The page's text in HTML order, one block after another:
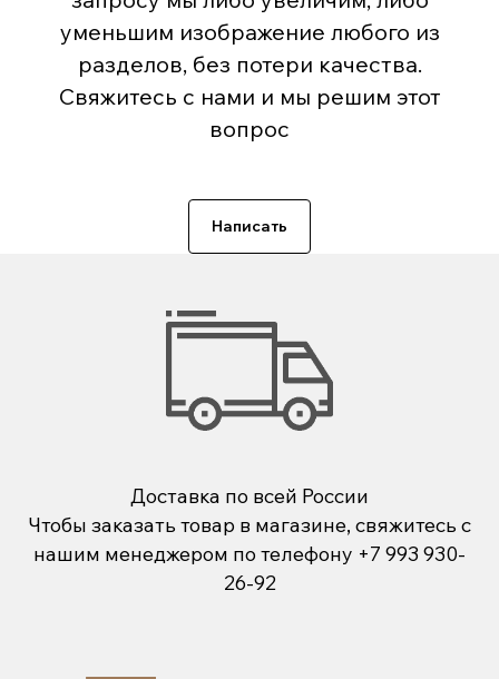
уменьшим изображение любого из
разделов, без потери качества.
Свяжитесь с нами и мы решим этот
вопрос
Написать
Доставка по всей России
Чтобы заказать товар в магазине, свяжитесь с
нашим менеджером по телефону +7 993 930-
26-92